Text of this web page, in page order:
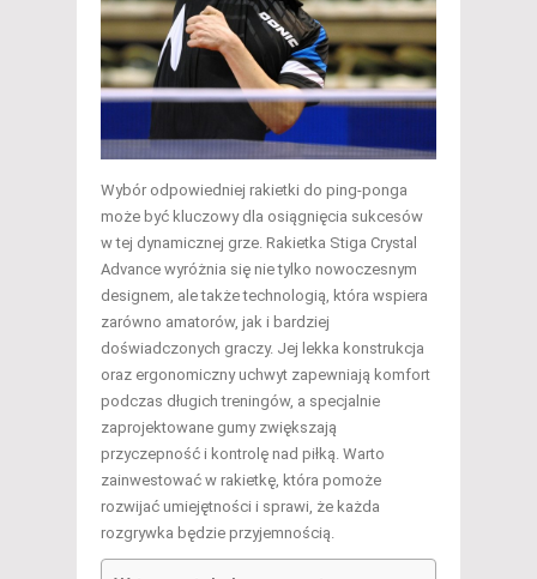
Wybór odpowiedniej rakietki do ping-ponga
może być kluczowy dla osiągnięcia sukcesów
w tej dynamicznej grze. Rakietka Stiga Crystal
Advance wyróżnia się nie tylko nowoczesnym
designem, ale także technologią, która wspiera
zarówno amatorów, jak i bardziej
doświadczonych graczy. Jej lekka konstrukcja
oraz ergonomiczny uchwyt zapewniają komfort
podczas długich treningów, a specjalnie
zaprojektowane gumy zwiększają
przyczepność i kontrolę nad piłką. Warto
zainwestować w rakietkę, która pomoże
rozwijać umiejętności i sprawi, że każda
rozgrywka będzie przyjemnością.